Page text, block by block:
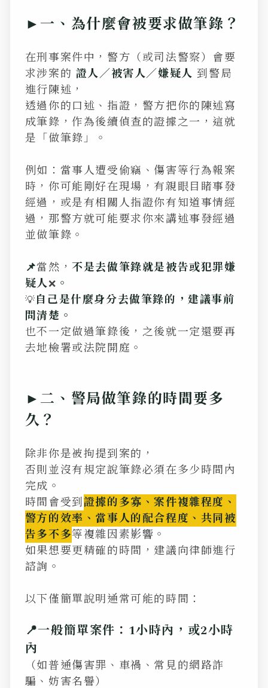
►一、為什麼會被要求做筆錄？
在刑事案件中，警方（或司法警察）會要
求涉案的 證人／被害人／嫌疑人 到警局
進行陳述，
透過你的口述、指證，警方把你的陳述寫
成筆錄，作為後續偵查的證據之一，這就
是「做筆錄」。
例如：當事人遭受偷竊、傷害等行為報案
時，你可能剛好在現場，有親眼目睹事發
經過，或是有相關人指證你有知道事情經
過，那警方就可能要求你來講述事發經過
並做筆錄。
📌當然，不是去做筆錄就是被告或犯罪嫌
疑人❌ 。
💡自己是什麼身分去做筆錄的，建議事前
問清楚。
也不一定做過筆錄後，之後就一定還要再
去地檢署或法院開庭。
►二、警局做筆錄的時間要多
久？
除非你是被拘提到案的，
否則並沒有規定說筆錄必須在多少時間內
完成。
時間會受到證據的多寡、案件複雜程度、
警方的效率、當事人的配合程度、共同被
告多不多等複雜因素影響。
如果想要更精確的時間，建議向律師進行
諮詢。
以下僅簡單說明通常可能的時間：
📍一般簡單案件：1小時內，或2小時
內
（如普通傷害罪、車禍、常見的網路詐
騙、妨害名譽）